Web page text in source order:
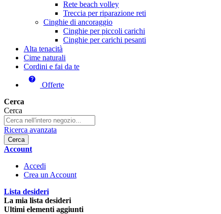
Rete beach volley
Treccia per riparazione reti
Cinghie di ancoraggio
Cinghie per piccoli carichi
Cinghie per carichi pesanti
Alta tenacità
Cime naturali
Cordini e fai da te
Offerte
Cerca
Cerca
Ricerca avanzata
Cerca
Account
Accedi
Crea un Account
Lista desideri
La mia lista desideri
Ultimi elementi aggiunti